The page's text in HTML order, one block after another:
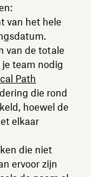
van het hele
van de totale
team nodig
Path
die rond
hoewel de
elkaar
die niet
ervoor zijn